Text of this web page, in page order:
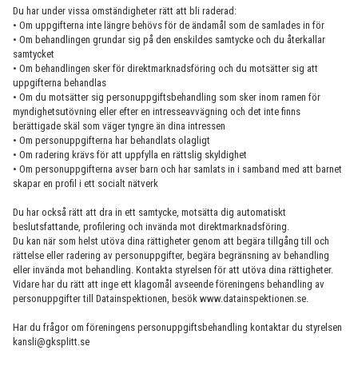
Du har under vissa omständigheter rätt att bli raderad:
• Om uppgifterna inte längre behövs för de ändamål som de samlades in för
• Om behandlingen grundar sig på den enskildes samtycke och du återkallar
samtycket
• Om behandlingen sker för direktmarknadsföring och du motsätter sig att
uppgifterna behandlas
• Om du motsätter sig personuppgiftsbehandling som sker inom ramen för
myndighetsutövning eller efter en intresseavvägning och det inte finns
berättigade skäl som väger tyngre än dina intressen
• Om personuppgifterna har behandlats olagligt
• Om radering krävs för att uppfylla en rättslig skyldighet
• Om personuppgifterna avser barn och har samlats in i samband med att barnet
skapar en profil i ett socialt nätverk
Du har också rätt att dra in ett samtycke, motsätta dig automatiskt
beslutsfattande, profilering och invända mot direktmarknadsföring.
Du kan när som helst utöva dina rättigheter genom att begära tillgång till och
rättelse eller radering av personuppgifter, begära begränsning av behandling
eller invända mot behandling. Kontakta styrelsen för att utöva dina rättigheter.
Vidare har du rätt att inge ett klagomål avseende föreningens behandling av
personuppgifter till Datainspektionen, besök www.datainspektionen.se.
Har du frågor om föreningens personuppgiftsbehandling kontaktar du styrelsen
kansli@gksplitt.se